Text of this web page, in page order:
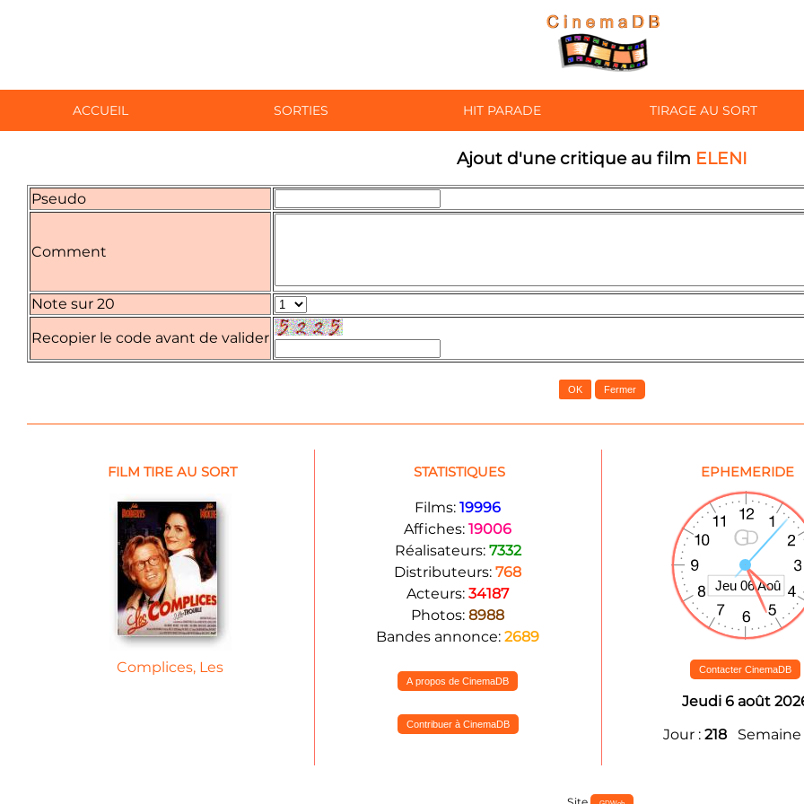
ACCUEIL SORTIES HIT PARADE TIRAGE AU SORT
Ajout d'une critique au film ELENI
Pseudo
Comment
Note sur 20
Recopier le code avant de valider
FILM TIRE AU SORT
Complices, Les
STATISTIQUES
Films:19996
Affiches:19006
Réalisateurs: 7332
Distributeurs:768
Acteurs:34187
Photos:8988
Bandes annonce:2689
A propos de CinemaDB
Contribuer à CinemaDB
EPHEMERIDE
Contacter CinemaDB
Jeudi 6 août
Jour :218